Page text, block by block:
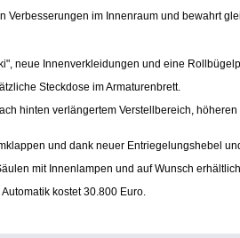
Verbesserungen im Innenraum und bewahrt
neue Innenverkleidungen und eine
Steckdose im Armaturenbrett.
hinten verlängertem Verstellbereich,
und dank neuer Entriegelungshebel
mit Innenlampen und auf Wunsch
kostet 30.800 Euro.